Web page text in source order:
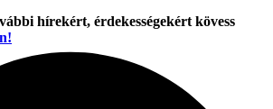
hírekért, érdekességekért kövess